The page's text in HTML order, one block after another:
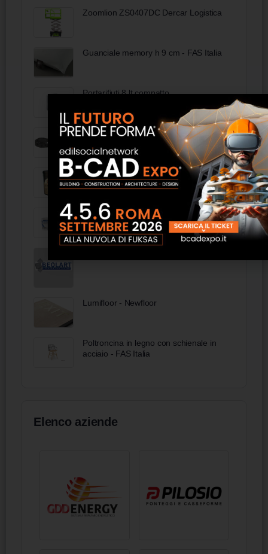
Zoomlion ZS0407DC Dercar Logistica
Guanciale memory h 9 cm - FAS Italia
Portarifiuti 8 lt compatto
97 52 35 SB - KNIPEX PreciForce®
Pinza per capicorda rivestiti in materiale
bicomponente brunita 220 mm
COVER SG
Resingum Giunto IsolResine Edilizie
Lumifloor - Newfloor
Poltroncina in legno con schienale in
acciaio - FAS Italia
Elenco aziende